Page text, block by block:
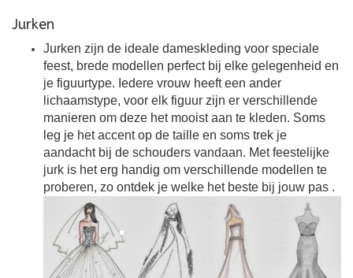
Jurken
Jurken zijn de ideale dameskleding voor speciale
feest, brede modellen perfect bij elke gelegenheid en
je figuurtype. Iedere vrouw heeft een ander
lichaamstype, voor elk figuur zijn er verschillende
manieren om deze het mooist aan te kleden. Soms
leg je het accent op de taille en soms trek je
aandacht bij de schouders vandaan. Met feestelijke
jurk is het erg handig om verschillende modellen te
proberen, zo ontdek je welke het beste bij jouw pas .